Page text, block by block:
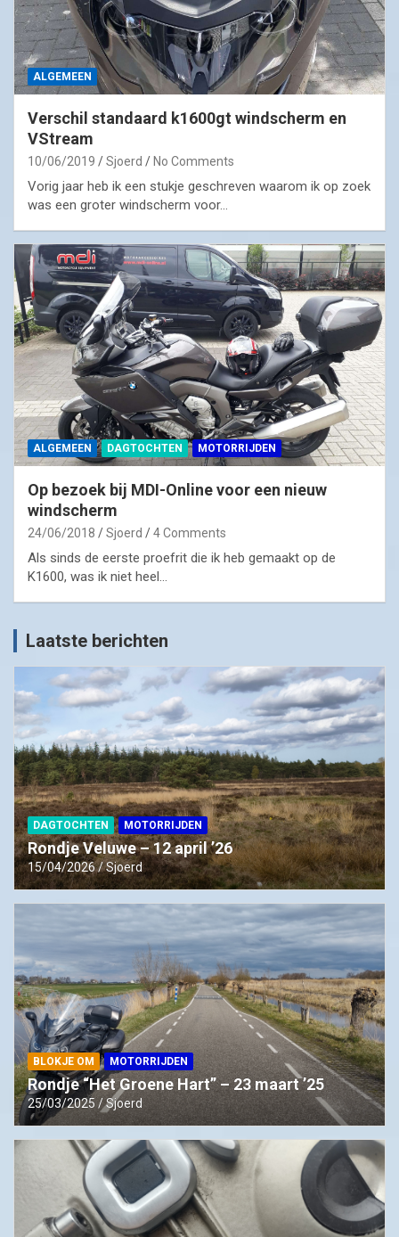
ALGEMEEN
Verschil standaard k1600gt windscherm en
VStream
10/06/2019 Sjoerd No Comments
Vorig jaar heb ik een stukje geschreven waarom ik op zoek
was een groter windscherm voor…
ALGEMEEN DAGTOCHTEN MOTORRIJDEN
Op bezoek bij MDI-Online voor een nieuw
windscherm
24/06/2018 Sjoerd 4 Comments
Als sinds de eerste proefrit die ik heb gemaakt op de
K1600, was ik niet heel…
Laatste berichten
DAGTOCHTEN MOTORRIJDEN
Rondje Veluwe – 12 april ’26
15/04/2026 Sjoerd
BLOKJE OM MOTORRIJDEN
Rondje “Het Groene Hart” – 23 maart ’25
25/03/2025 Sjoerd